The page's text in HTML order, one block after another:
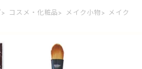
> コスメ・化粧品> メイク小物> メイクブ